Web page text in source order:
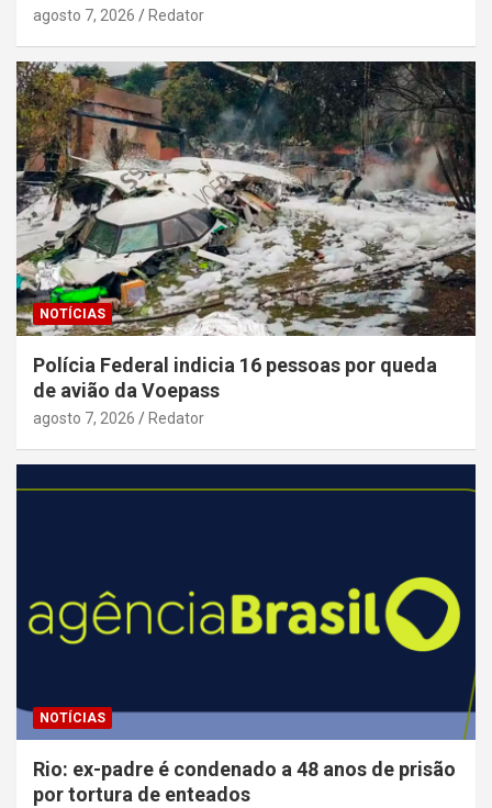
agosto 7, 2026 Redator
NOTÍCIAS
Polícia Federal indicia 16 pessoas por queda
de avião da Voepass
agosto 7, 2026 Redator
NOTÍCIAS
Rio: ex-padre é condenado a 48 anos de prisão
por tortura de enteados